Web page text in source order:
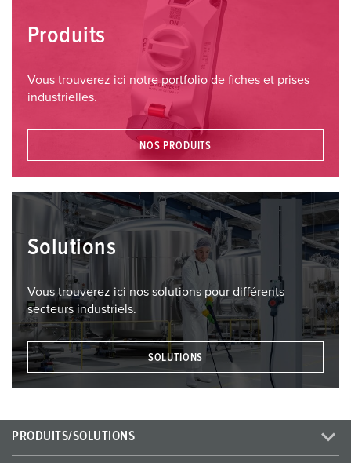
Produits
Vous trouverez ici notre portfolio de fiches et prises
industrielles.
NOS PRODUITS
Solutions
Vous trouverez ici nos solutions pour différents
secteurs industriels.
SOLUTIONS
PRODUITS/SOLUTIONS